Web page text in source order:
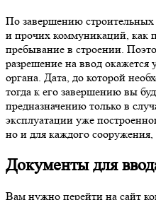
По завершению строительных
и прочих коммуникаций, как
пребывание в строении.
разрешение на ввод окажется
органа. Дата, до которой
тогда к его завершению вы
предназначению только в
эксплуатации уже
но и для каждого сооружения,
Документы для
Вам нужно перейти на сайт